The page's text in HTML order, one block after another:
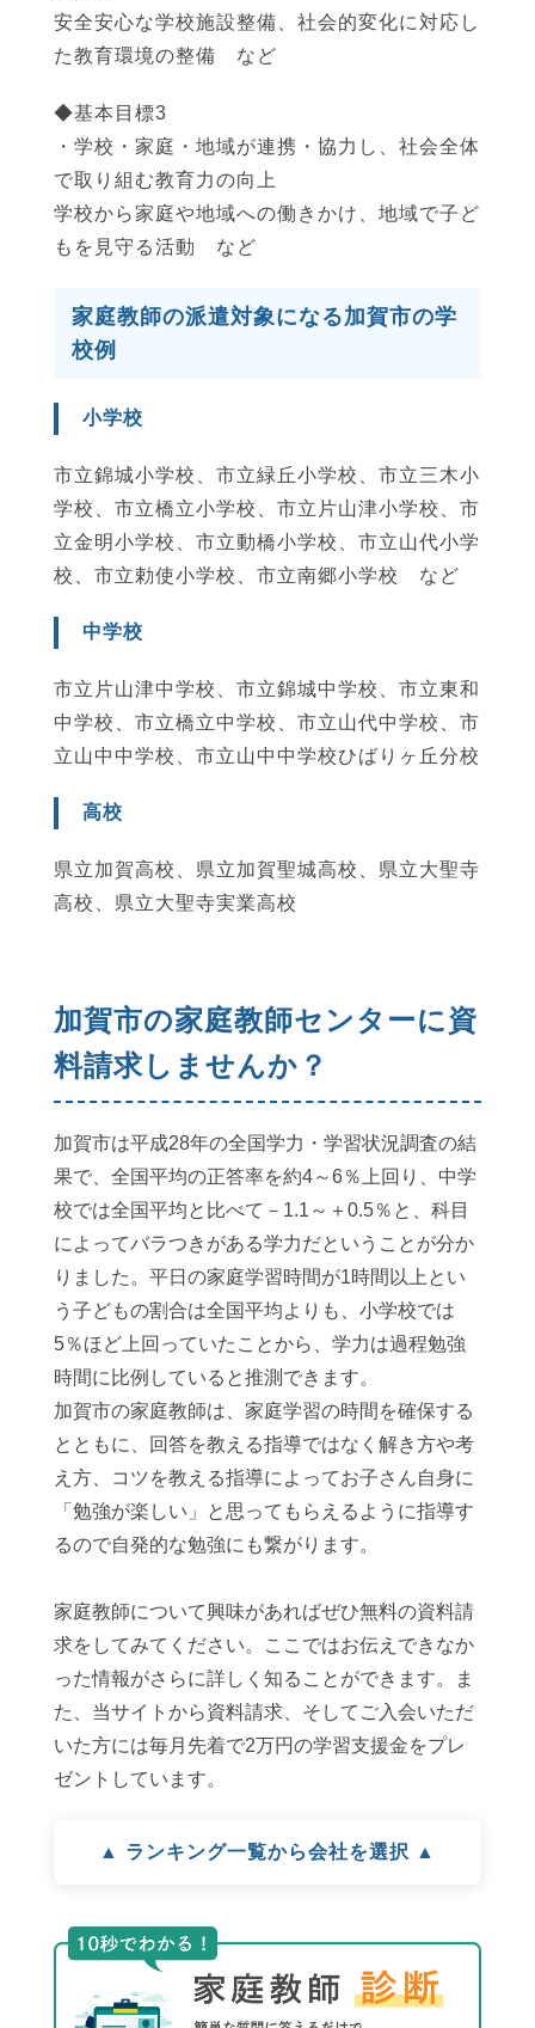
安全安心な学校施設整備、社会的変化に対応し
た教育環境の整備 など
◆基本目標3
・学校・家庭・地域が連携・協力し、社会全体
で取り組む教育力の向上
学校から家庭や地域への働きかけ、地域で子ど
もを見守る活動 など
家庭教師の派遣対象になる加賀市の学
校例
小学校
市立錦城小学校、市立緑丘小学校、市立三木小
学校、市立橋立小学校、市立片山津小学校、市
立金明小学校、市立動橋小学校、市立山代小学
校、市立勅使小学校、市立南郷小学校 など
中学校
市立片山津中学校、市立錦城中学校、市立東和
中学校、市立橋立中学校、市立山代中学校、市
立山中中学校、市立山中中学校ひばりヶ丘分校
高校
県立加賀高校、県立加賀聖城高校、県立大聖寺
高校、県立大聖寺実業高校
加賀市の家庭教師センターに資
料請求しませんか？
加賀市は平成28年の全国学力・学習状況調査の結
果で、全国平均の正答率を約4～6％上回り、中学
校では全国平均と比べて－1.1～＋0.5％と、科目
によってバラつきがある学力だということが分か
りました。平日の家庭学習時間が1時間以上とい
う子どもの割合は全国平均よりも、小学校では
5％ほど上回っていたことから、学力は過程勉強
時間に比例していると推測できます。
加賀市の家庭教師は、家庭学習の時間を確保する
とともに、回答を教える指導ではなく解き方や考
え方、コツを教える指導によってお子さん自身に
「勉強が楽しい」と思ってもらえるように指導す
るので自発的な勉強にも繋がります。
家庭教師について興味があればぜひ無料の資料請
求をしてみてください。ここではお伝えできなか
った情報がさらに詳しく知ることができます。ま
た、当サイトから資料請求、そしてご入会いただ
いた方には毎月先着で2万円の学習支援金をプレ
ゼントしています。
▲ ランキング一覧から会社を選択 ▲